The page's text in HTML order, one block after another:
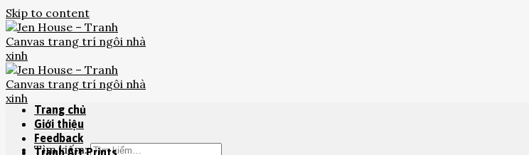
Skip to content
Tìm kiếm:
Trang chủ
Giới thiệu
Feedback
Tranh Art Prints